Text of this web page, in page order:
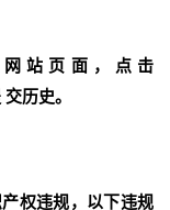
站页面，点击
交历史。
权违规，以下违规